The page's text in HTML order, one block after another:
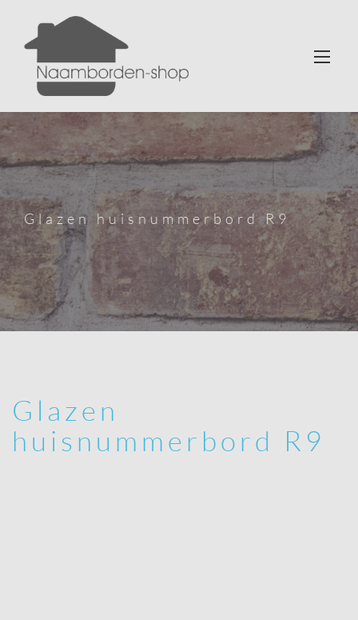
Glazen huisnummerbord R9
Glazen
huisnummerbord R9